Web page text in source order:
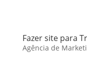
Fazer site para
Agência de